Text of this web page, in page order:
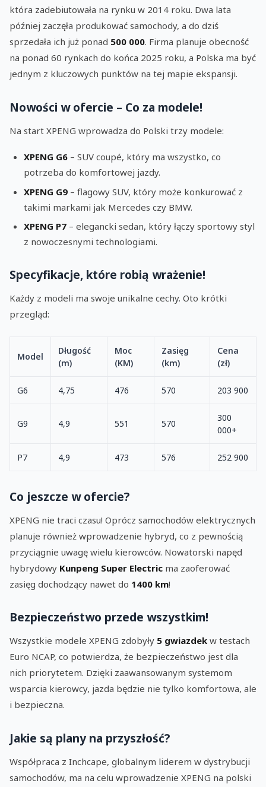
która zadebiutowała na rynku w 2014 roku. Dwa lata
później zaczęła produkować samochody, a do dziś
sprzedała ich już ponad 500 000. Firma planuje obecność
na ponad 60 rynkach do końca 2025 roku, a Polska ma być
jednym z kluczowych punktów na tej mapie ekspansji.
Nowości w ofercie – Co za modele!
Na start XPENG wprowadza do Polski trzy modele:
XPENG G6 – SUV coupé, który ma wszystko, co
potrzeba do komfortowej jazdy.
XPENG G9 – flagowy SUV, który może konkurować z
takimi markami jak Mercedes czy BMW.
XPENG P7 – elegancki sedan, który łączy sportowy styl
z nowoczesnymi technologiami.
Specyfikacje, które robią wrażenie!
Każdy z modeli ma swoje unikalne cechy. Oto krótki
przegląd:
Model
Długość
(m)
Moc
(KM)
Zasięg
(km)
Cena
(zł)
G6 4,75 476 570 203 900
G9 4,9 551 570
300
000+
P7 4,9 473 576 252 900
Co jeszcze w ofercie?
XPENG nie traci czasu! Oprócz samochodów elektrycznych
planuje również wprowadzenie hybryd, co z pewnością
przyciągnie uwagę wielu kierowców. Nowatorski napęd
hybrydowy Kunpeng Super Electric ma zaoferować
zasięg dochodzący nawet do 1400 km!
Bezpieczeństwo przede wszystkim!
Wszystkie modele XPENG zdobyły 5 gwiazdek w testach
Euro NCAP, co potwierdza, że bezpieczeństwo jest dla
nich priorytetem. Dzięki zaawansowanym systemom
wsparcia kierowcy, jazda będzie nie tylko komfortowa, ale
i bezpieczna.
Jakie są plany na przyszłość?
Współpraca z Inchcape, globalnym liderem w dystrybucji
samochodów, ma na celu wprowadzenie XPENG na polski